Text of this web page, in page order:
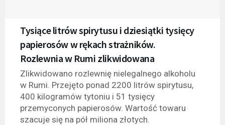
Tysiące litrów spirytusu i dziesiątki tysięcy
papierosów w rękach strażników.
Rozlewnia w Rumi zlikwidowana
Zlikwidowano rozlewnię nielegalnego alkoholu
w Rumi. Przejęto ponad 2200 litrów spirytusu,
400 kilogramów tytoniu i 51 tysięcy
przemyconych papierosów. Wartość towaru
szacuje się na pół miliona złotych.